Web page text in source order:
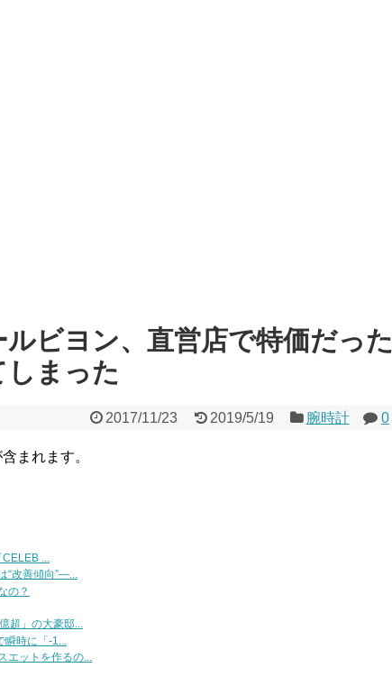
ビヨン、直営店で特価だった
まった
2017/11/23 2019/5/19 腕時計 0
まれます。
...
“改善傾向”―...
の？
超」の大豪邸...
時に「-1...
エットを作るの...